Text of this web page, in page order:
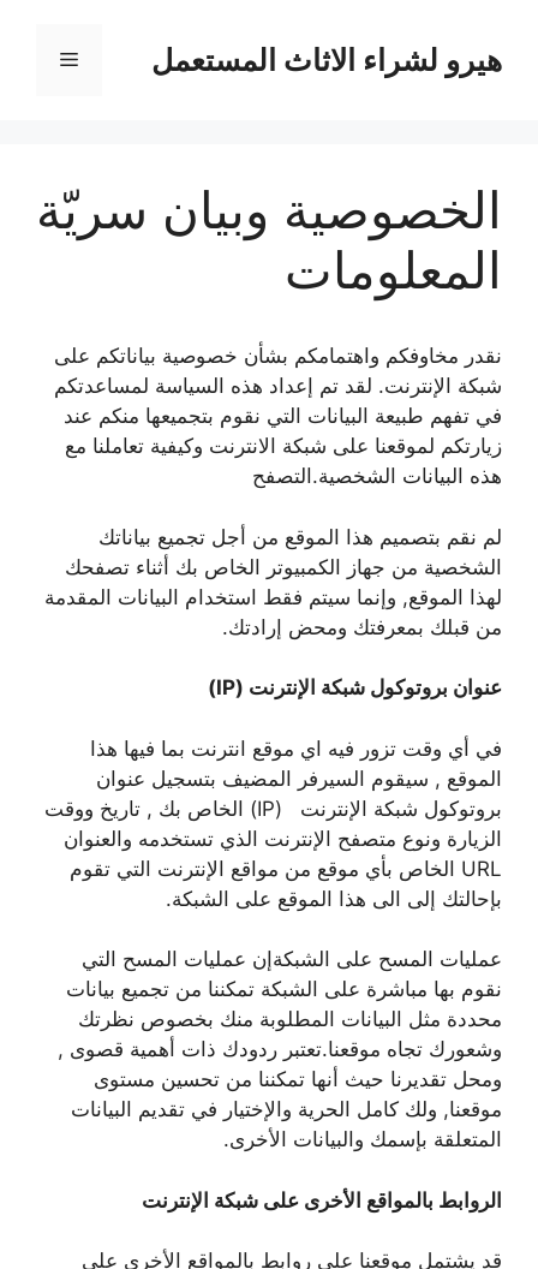
المحتوىهيرو لشراء الاثاث المستعمل القائمة
الخصوصية وبيان سريّة
المعلومات
نقدر مخاوفكم واهتمامكم بشأن خصوصية بياناتكم على
شبكة الإنترنت. لقد تم إعداد هذه السياسة لمساعدتكم
في تفهم طبيعة البيانات التي نقوم بتجميعها منكم عند
زيارتكم لموقعنا على شبكة الانترنت وكيفية تعاملنا مع
هذه البيانات الشخصية.التصفح
لم نقم بتصميم هذا الموقع من أجل تجميع بياناتك
الشخصية من جهاز الكمبيوتر الخاص بك أثناء تصفحك
لهذا الموقع, وإنما سيتم فقط استخدام البيانات المقدمة
من قبلك بمعرفتك ومحض إرادتك.
عنوان بروتوكول شبكة الإنترنت (IP
)
في أي وقت تزور فيه اي موقع انترنت بما فيها هذا
الموقع , سيقوم السيرفر المضيف بتسجيل عنوان
بروتوكول شبكة الإنترنت (IP) الخاص بك , تاريخ ووقت
الزيارة ونوع متصفح الإنترنت الذي تستخدمه والعنوان
URL الخاص بأي موقع من مواقع الإنترنت التي تقوم
بإحالتك إلى الى هذا الموقع على الشبكة.
عمليات المسح على الشبكةإن عمليات المسح التي
نقوم بها مباشرة على الشبكة تمكننا من تجميع بيانات
محددة مثل البيانات المطلوبة منك بخصوص نظرتك
وشعورك تجاه موقعنا.تعتبر ردودك ذات أهمية قصوى ,
ومحل تقديرنا حيث أنها تمكننا من تحسين مستوى
موقعنا, ولك كامل الحرية والإختيار في تقديم البيانات
المتعلقة بإسمك والبيانات الأخرى.
الروابط بالمواقع الأخرى على شبكة الإنترنت
قد يشتمل موقعنا على روابط بالمواقع الأخرى على